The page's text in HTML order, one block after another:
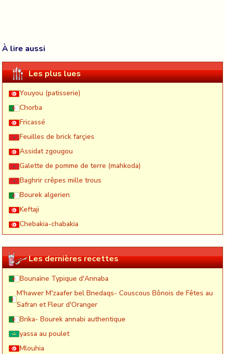
À lire aussi
Les plus lues
Youyou (patisserie)
Chorba
Fricassé
Feuilles de brick farçies
Assidat zgougou
Galette de pomme de terre (mahkoda)
Baghrir crêpes mille trous
Bourek algerien
Keftaji
Chebakia-chabakia
Les dernières recettes
Bounaïne Typique d'Annaba
M'hawer M'zaafer bel Bnedaqs- Couscous Bônois de Fêtes au
Safran et Fleur d'Oranger
Brika- Bourek annabi authentique
yassa au poulet
Mlouhia